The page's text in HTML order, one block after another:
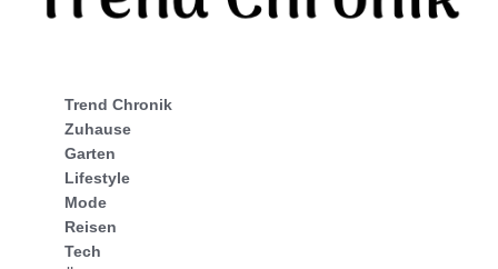
Trend Chronik
Zuhause
Garten
Lifestyle
Mode
Reisen
Tech